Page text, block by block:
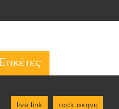
Ετικέτες
live link rock σκηνη